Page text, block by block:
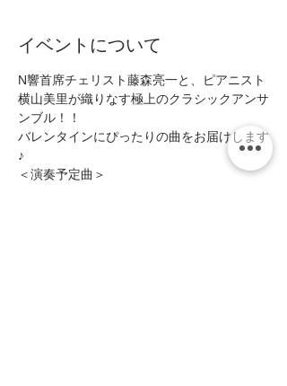
イベントについて
N響首席チェリスト藤森亮一と、ピアニスト
横山美里が織りなす極上のクラシックアンサ
ンブル！！
バレンタインにぴったりの曲をお届けします
♪
＜演奏予定曲＞